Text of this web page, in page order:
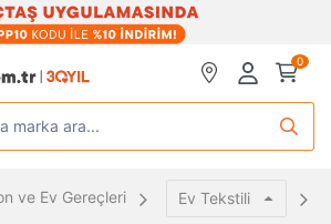
0
marka ara...
ve Ev Gereçleri Ev Tekstili